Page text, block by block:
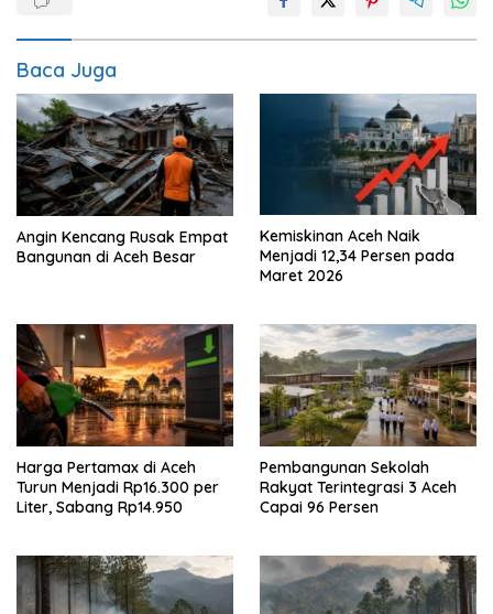
Baca Juga
Angin Kencang Rusak Empat
Bangunan di Aceh Besar
Kemiskinan Aceh Naik
Menjadi 12,34 Persen pada
Maret 2026
Harga Pertamax di Aceh
Turun Menjadi Rp16.300 per
Liter, Sabang Rp14.950
Pembangunan Sekolah
Rakyat Terintegrasi 3 Aceh
Capai 96 Persen